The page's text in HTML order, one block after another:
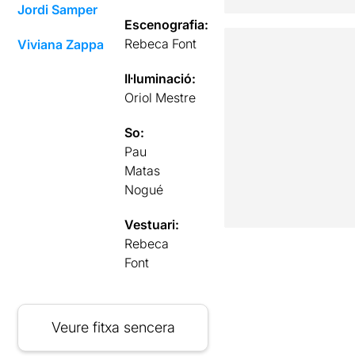
Jordi Samper
Viviana Zappa
Escenografia:
Rebeca Font
Il·luminació:
Oriol Mestre
So:
Pau
Matas
Nogué
Vestuari:
Rebeca
Font
Veure fitxa sencera